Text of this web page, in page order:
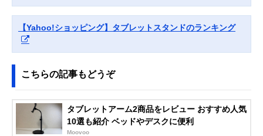
Amazonで見る
トスタンド
スタンド
3.5mm（折りた
み時）
Amazonで見る
ド EEX-TABS08
2nd Gen
ら選べる
Amazonで見る
エレコム
寝ながらタブレッ
【Yahoo!ショッピング】タブレットスタンドのランキング
こちらの記事もどうぞ
タブレットアーム2商品をレビュー おすすめ人気
10選も紹介 ベッドやデスクに便利
Moovoo